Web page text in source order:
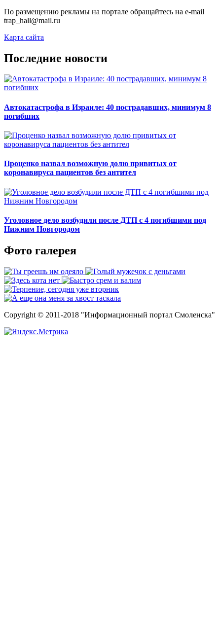
По размещению рекламы на портале обращайтесь на e-mail
trap_hall@mail.ru
Карта сайта
Последние новости
Автокатастрофа в Израиле: 40 пострадавших, минимум 8
погибших
Проценко назвал возможную долю привитых от
коронавируса пациентов без антител
Уголовное дело возбудили после ДТП с 4 погибшими под
Нижним Новгородом
Фото галерея
Copyright © 2011-2018 "Информационный портал Смоленска"